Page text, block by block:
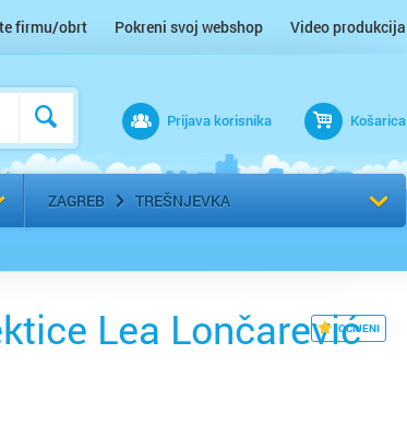
firmu/obrt Pokreni svoj webshop Video produkcija
Prijava korisnika Košarica
- servis
ZAGREB TREŠNJEVKA
Odaberi grad
OCIJENI
Lea Lončarević